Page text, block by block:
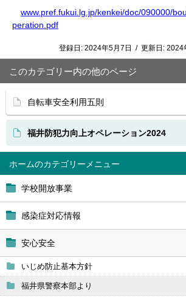
ホーム
学校開放事業
感染症対応情報
安心安全
いじめ防止基本方針
福井県警察本部より
www.pref.fukui.lg.jp/kenkei/doc/090000/
peration.pdf
登録日: 2024年5月7日 / 更新日: 2024
このカテゴリー内の他のページ
自転車安全利用五則
福井防犯力向上オペレーション2024